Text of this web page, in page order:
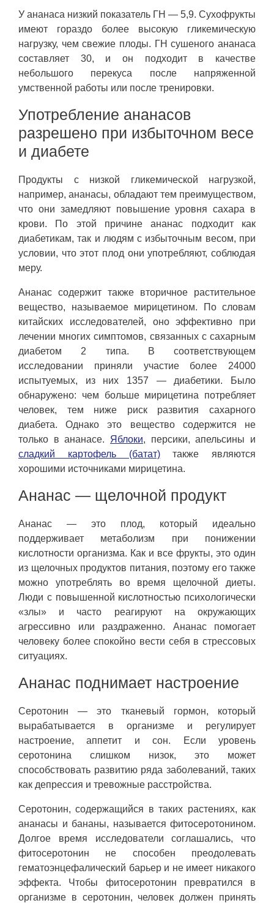
У ананаса низкий показатель ГН — 5,9. Сухофрукты
имеют гораздо более высокую гликемическую
нагрузку, чем свежие плоды. ГН сушеного ананаса
составляет 30, и он подходит в качестве
небольшого перекуса после напряженной
умственной работы или после тренировки.
Употребление ананасов
разрешено при избыточном весе
и диабете
Продукты с низкой гликемической нагрузкой,
например, ананасы, обладают тем преимуществом,
что они замедляют повышение уровня сахара в
крови. По этой причине ананас подходит как
диабетикам, так и людям с избыточным весом, при
условии, что этот плод они употребляют, соблюдая
меру.
Ананас содержит также вторичное растительное
вещество, называемое мирицетином. По словам
китайских исследователей, оно эффективно при
лечении многих симптомов, связанных с сахарным
диабетом 2 типа. В соответствующем
исследовании приняли участие более 24000
испытуемых, из них 1357 — диабетики. Было
обнаружено: чем больше мирицетина потребляет
человек, тем ниже риск развития сахарного
диабета. Однако это вещество содержится не
только в ананасе. Яблоки, персики, апельсины и
сладкий картофель (батат)также являются
хорошими источниками мирицетина.
Ананас — щелочной продукт
Ананас — это плод, который идеально
поддерживает метаболизм при понижении
кислотности организма. Как и все фрукты, это один
из щелочных продуктов питания, поэтому его также
можно употреблять во время щелочной диеты.
Люди с повышенной кислотностью психологически
«злы» и часто реагируют на окружающих
агрессивно или раздраженно. Ананас помогает
человеку более спокойно вести себя в стрессовых
ситуациях.
Ананас поднимает настроение
Серотонин — это тканевый гормон, который
вырабатывается в организме и регулирует
настроение, аппетит и сон. Если уровень
серотонина слишком низок, это может
способствовать развитию ряда заболеваний, таких
как депрессия и тревожные расстройства.
Серотонин, содержащийся в таких растениях, как
ананасы и бананы, называется фитосеротонином.
Долгое время исследователи соглашались, что
фитосеротонин не способен преодолевать
гематоэнцефалический барьер и не имеет никакого
эффекта. Чтобы фитосеротонин превратился в
организме в серотонин, человек должен принять